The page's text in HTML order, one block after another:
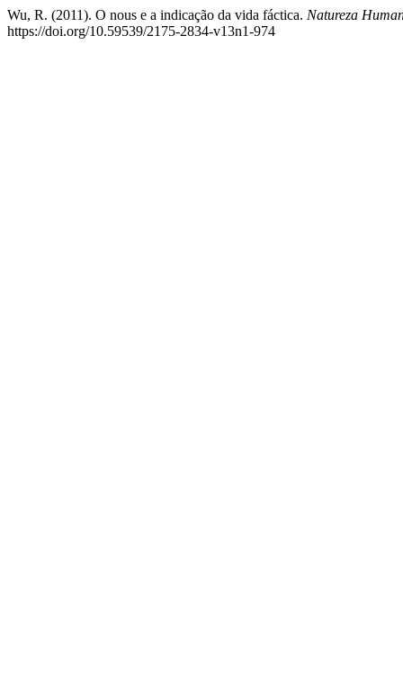
Wu, R. (2011). O nous e a indicação da vida fáctica. Natureza
https://doi.org/10.59539/2175-2834-v13n1-974